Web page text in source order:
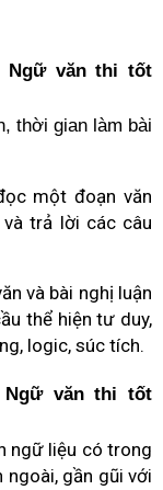
Ngữ văn thi tốt
thời gian làm bài
một đoạn văn
trả lời các câu
và bài nghị luận
thể hiện tư duy,
logic, súc tích.
Ngữ văn thi tốt
ngữ liệu có trong
gần gũi với